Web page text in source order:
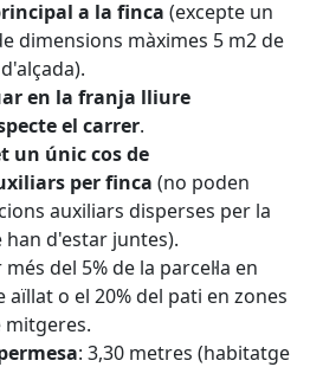
a la finca (excepte un
dimensions màximes 5 m2 de
en la franja lliure
el carrer.
un únic cos de
per finca (no poden
auxiliars disperses per la
han d'estar juntes).
del 5% de la parcel·la en
o el 20% del pati en zones
: 3,30 metres (habitatge